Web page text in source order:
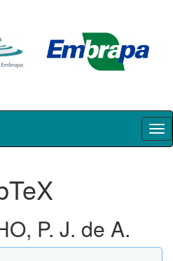
P. J. de A.